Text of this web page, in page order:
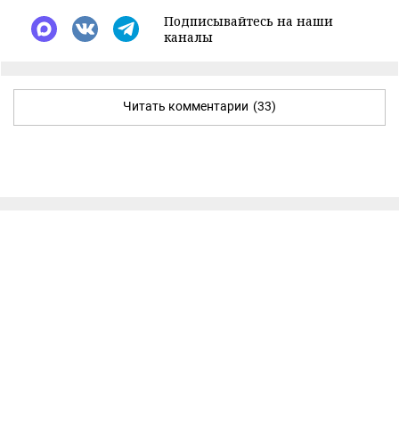
Подписывайтесь на наши
каналы
Читать комментарии (33)